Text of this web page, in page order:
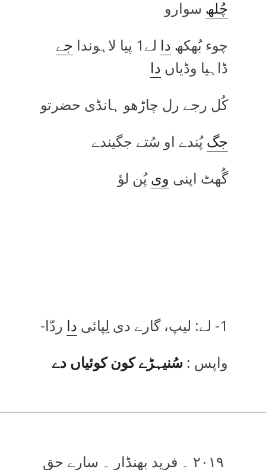
چُلھ سوارو
چوء بُھکھ دا لے1 پیا لاہوندا
جے
ڈاہیا وڈیاں دا
کُل رجے رل چاڑھو ہانڈی حضرتو
جگپُندے او سُتے جگیندے
گُھٹ اپنی ویپُن لؤ
1- لے: لیپ، گارے دی لِپائی دا ردّا-
واپس : سُنیہڑے کون کوئیاں دے
۲۰۱۹ ۔ فرید بھنڈار ۔ سارے حق